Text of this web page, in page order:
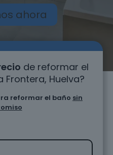
ahora
de reformar el
Frontera, Huelva?
reformar el baño sin